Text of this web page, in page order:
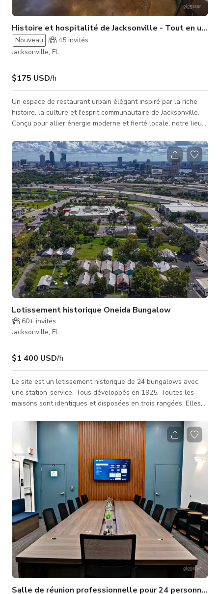
Histoire et hospitalité de Jacksonville - Tout en un
Nouveau 45 invités
Jacksonville, FL
$175 USD/h
Un espace de restaurant urbain élégant inspiré par la riche
histoire, la culture et l'esprit communautaire de Jacksonville.
Conçu pour allier énergie moderne et fierté locale, notre lieu
pour des événements inoubliables, la création de contenu et
des expériences privées. Cet espace polyvalent est idéal pour
: * Fêtes d'anniversaire * Soirées de visionnage * Événements
d'entreprise * Rencontres de réseautage * Boutiqu
Lotissement historique Oneida Bungalow
60+ invités
Jacksonville, FL
$1 400 USD/h
Le site est un lotissement historique de 24 bungalows avec
une station-service. Tous développés en 1925. Toutes les
maisons sont identiques et disposées en trois rangées. Elles
une salle de bain. C'est le dernier lotissement de bungalows
afro-américain survivant dans l'État de Floride et l'un des deux
seuls lotissements de bungalows de la ville de cette époque.
La composition de la propriété est unique en son genre.
Salle de réunion professionnelle pour 24 personnes